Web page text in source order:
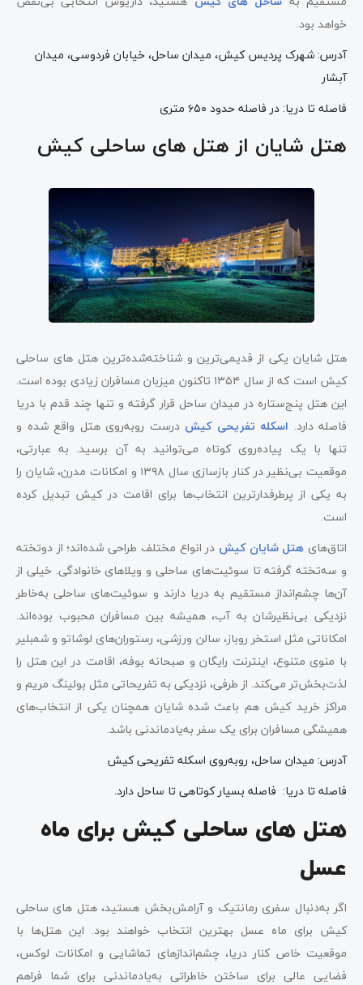
خواهد بود.
آدرس: شهرک پردیس کیش، میدان ساحل، خیابان فردوسی، میدان
آبشار
فاصله تا دریا: در فاصله حدود ۶۵۰ متری
هتل شایان از هتل های ساحلی کیش
هتل شایان یکی از قدیمی‌ترین و شناخته‌شده‌ترین هتل ‌های ساحلی
کیش است که از سال ۱۳۵۴ تاکنون میزبان مسافران زیادی بوده است.
این هتل پنج‌ستاره در میدان ساحل قرار گرفته و تنها چند قدم با دریا
فاصله دارد. اسکله تفریحی کیش درست روبه‌روی هتل واقع شده و
تنها با یک پیاده‌روی کوتاه می‌توانید به آن برسید. به عبارتی،
موقعیت بی‌نظیر در کنار بازسازی سال ۱۳۹۸ و امکانات مدرن، شایان را
به یکی از پرطرفدارترین انتخاب‌ها برای اقامت در کیش تبدیل کرده
است.
اتاق‌های هتل شایان کیش در انواع مختلف طراحی شده‌اند؛ از دوتخته
و سه‌تخته گرفته تا سوئیت‌های ساحلی و ویلاهای خانوادگی. خیلی از
آن‌ها چشم‌انداز مستقیم به دریا دارند و سوئیت‌های ساحلی به‌خاطر
نزدیکی بی‌نظیرشان به آب، همیشه بین مسافران محبوب بوده‌اند.
امکاناتی مثل استخر روباز، سالن ورزشی، رستوران‌های لوشاتو و شمبلیر
با منوی متنوع، اینترنت رایگان و صبحانه بوفه، اقامت در این هتل را
لذت‌بخش‌تر می‌کند. از طرفی، نزدیکی به تفریحاتی مثل بولینگ مریم و
مراکز خرید کیش هم باعث شده شایان همچنان یکی از انتخاب‌های
همیشگی مسافران برای یک سفر به‌یادماندنی باشد.
آدرس: میدان ساحل، روبه‌روی اسکله تفریحی کیش
فاصله تا دریا: فاصله بسیار کوتاهی تا ساحل دارد.
هتل های ساحلی کیش برای ماه
عسل
اگر به‌دنبال سفری رمانتیک و آرامش‌بخش هستید، هتل های ساحلی
کیش برای ماه عسل بهترین انتخاب خواهند بود. این هتل‌ها با
موقعیت خاص کنار دریا، چشم‌اندازهای تماشایی و امکانات لوکس،
فضایی عالی برای ساختن خاطراتی به‌یادماندنی برای شما فراهم